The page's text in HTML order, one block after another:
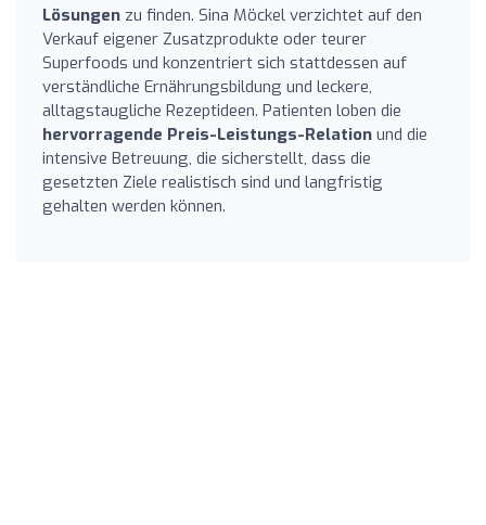
Lösungen zu finden. Sina Möckel verzichtet auf den
Verkauf eigener Zusatzprodukte oder teurer
Superfoods und konzentriert sich stattdessen auf
verständliche Ernährungsbildung und leckere,
alltagstaugliche Rezeptideen. Patienten loben die
hervorragende Preis-Leistungs-Relation und die
intensive Betreuung, die sicherstellt, dass die
gesetzten Ziele realistisch sind und langfristig
gehalten werden können.